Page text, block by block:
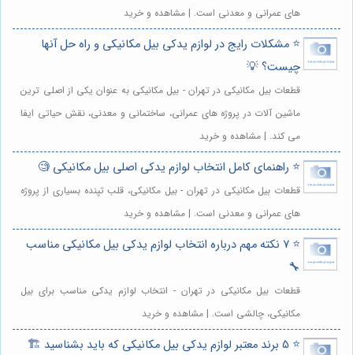
های عمرانی و معدنی است. | مشاهده و خرید
⭐️ مشکلات رایج در لوازم یدکی بیل مکانیکی و راه حل آنها
چیست؟ 💡
قطعات بیل مکانیکی در تهران - بیل مکانیکی به عنوان یکی از اصلی ترین
ماشین آلات در پروژه های عمرانی، ساختمانی و معدنی، نقش حیاتی ایفا
می کند. | مشاهده و خرید
⭐️ راهنمای کامل انتخاب لوازم یدکی اصلی بیل مکانیکی 🧐
قطعات بیل مکانیکی در تهران - بیل مکانیکی، قلب تپنده بسیاری از پروژه
های عمرانی و معدنی است. | مشاهده و خرید
⭐️ 7 نکته مهم درباره انتخاب لوازم یدکی بیل مکانیکی مناسب
🔧
قطعات بیل مکانیکی در تهران - انتخاب لوازم یدکی مناسب برای بیل
مکانیکی، چالشی است. | مشاهده و خرید
⭐️ 5 برند معتبر لوازم یدکی بیل مکانیکی که باید بشناسید 🏗️